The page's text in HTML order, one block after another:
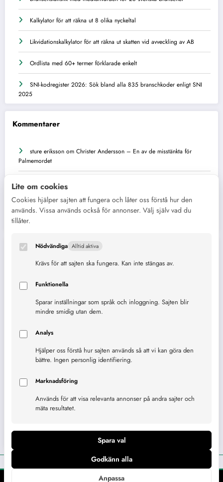
Kalkylator för att räkna ut 8 olika nyckeltal
Likvidationskalkylator för att räkna ut skatten vid avveckling av AB
Ordlista med 60+ termer förklarade enkelt
SNI-kodregister 2026: Sök bland alla 835 branschkoder enligt SNI
2025
Kommentarer
sture eriksson om Christer Andersson – En av de misstänkta för
Palmemordet
Christer Andersson – En av de misstänkta för Palmemordet
Mikaelom Jan Blomgren – från kärnfysik till opinionsbildning om
Sveriges energiframtid
Kategorier
Besöksnäring
Ekonomi
Företagsutveckling
Övrigt
Personer
Lite om cookies
Cookies hjälper sajten att fungera och låter oss förstå hur den
används. Vissa används också för annonser. Välj själv vad du
tillåter.
Nödvändiga Alltid aktiva
Krävs för att sajten ska fungera. Kan inte stängas av.
Funktionella
Sparar inställningar som språk och inloggning. Sajten blir
mindre smidig utan dem.
Analys
Hjälper oss förstå hur sajten används så att vi kan göra den
bättre. Ingen personlig identifiering.
Marknadsföring
Används för att visa relevanta annonser på andra sajter och
mäta resultatet.
Anpassa
Godkänn alla
Spara val